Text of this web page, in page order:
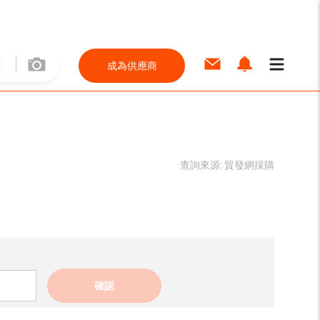
成為供應商
查詢來源: 貿發網採購
確認